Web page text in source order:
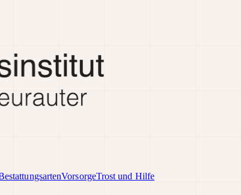
VorsorgeTrost und Hilfe